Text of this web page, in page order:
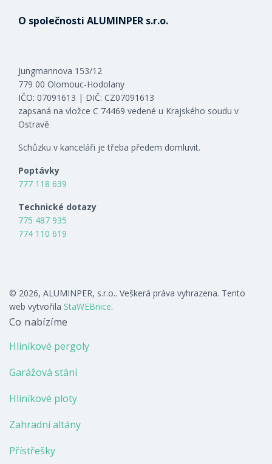
O společnosti ALUMINPER s.r.o.
Jungmannova 153/12
779 00 Olomouc-Hodolany
IČO: 07091613 | DIČ: CZ07091613
zapsaná na vložce C 74469 vedené u Krajského soudu v
Ostravě
Schůzku v kanceláři je třeba předem domluvit.
Poptávky
777 118 639
Technické dotazy
775 487 935
774 110 619
© 2026, ALUMINPER, s.r.o.. Veškerá práva vyhrazena. Tento
web vytvořila StaWEBnice.
Co nabízíme
Hliníkové pergoly
Garážová stání
Hliníkové ploty
Zahradní altány
Přístřešky